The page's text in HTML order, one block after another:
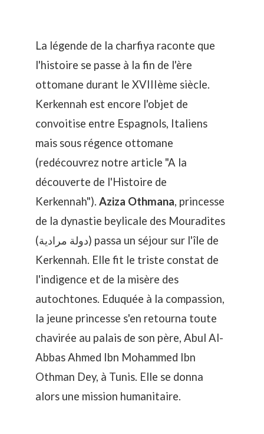
La légende de la charfiya raconte que
l'histoire se passe à la fin de l'ère
ottomane durant le XVIIIème siècle.
Kerkennah est encore l'objet de
convoitise entre Espagnols, Italiens
mais sous régence ottomane
(redécouvrez notre article "A la
découverte de l'Histoire de
Kerkennah"). Aziza Othmana, princesse
de la dynastie beylicale des Mouradites
(دولة مرادية) passa un séjour sur l'île de
Kerkennah. Elle fit le triste constat de
l'indigence et de la misère des
autochtones. Eduquée à la compassion,
la jeune princesse s'en retourna toute
chavirée au palais de son père, Abul Al-
Abbas Ahmed Ibn Mohammed Ibn
Othman Dey, à Tunis. Elle se donna
alors une mission humanitaire.